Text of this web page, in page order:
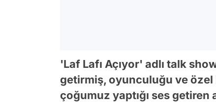
'Laf Lafı Açıyor' adlı talk
getirmiş, oyunculuğu ve özel
çoğumuz yaptığı ses getiren